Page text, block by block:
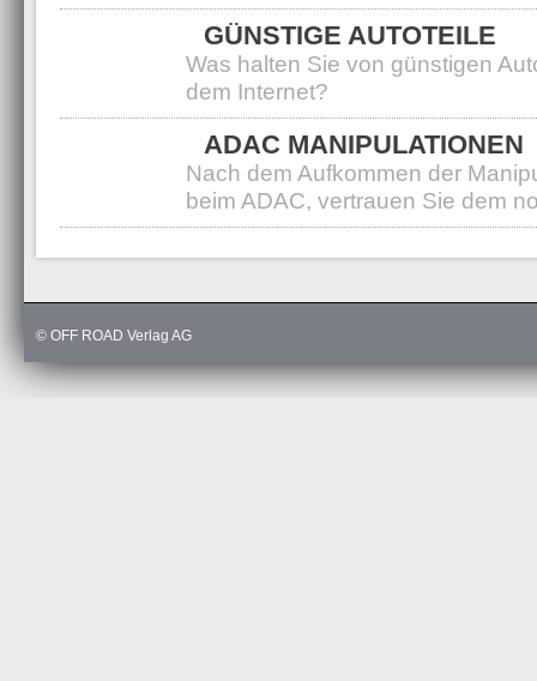
GÜNSTIGE AUTOTEILE
Was halten Sie von günstigen
dem Internet?
ADAC MANIPULATIONEN
Nach dem Aufkommen der
beim ADAC, vertrauen Sie dem
© OFF ROAD Verlag AG